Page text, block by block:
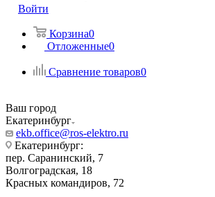
Войти
Корзина0
Отложенные0
Сравнение товаров0
Ваш город
Екатеринбург
ekb.office@ros-elektro.ru
Екатеринбург:
пер. Саранинский, 7
Волгоградская, 18
Красных командиров, 72